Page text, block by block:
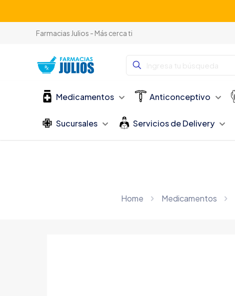
Farmacias Julios - Más cerca ti
Medicamentos Anticonceptivo
Sucursales Servicios de Delivery
Home Medicamentos